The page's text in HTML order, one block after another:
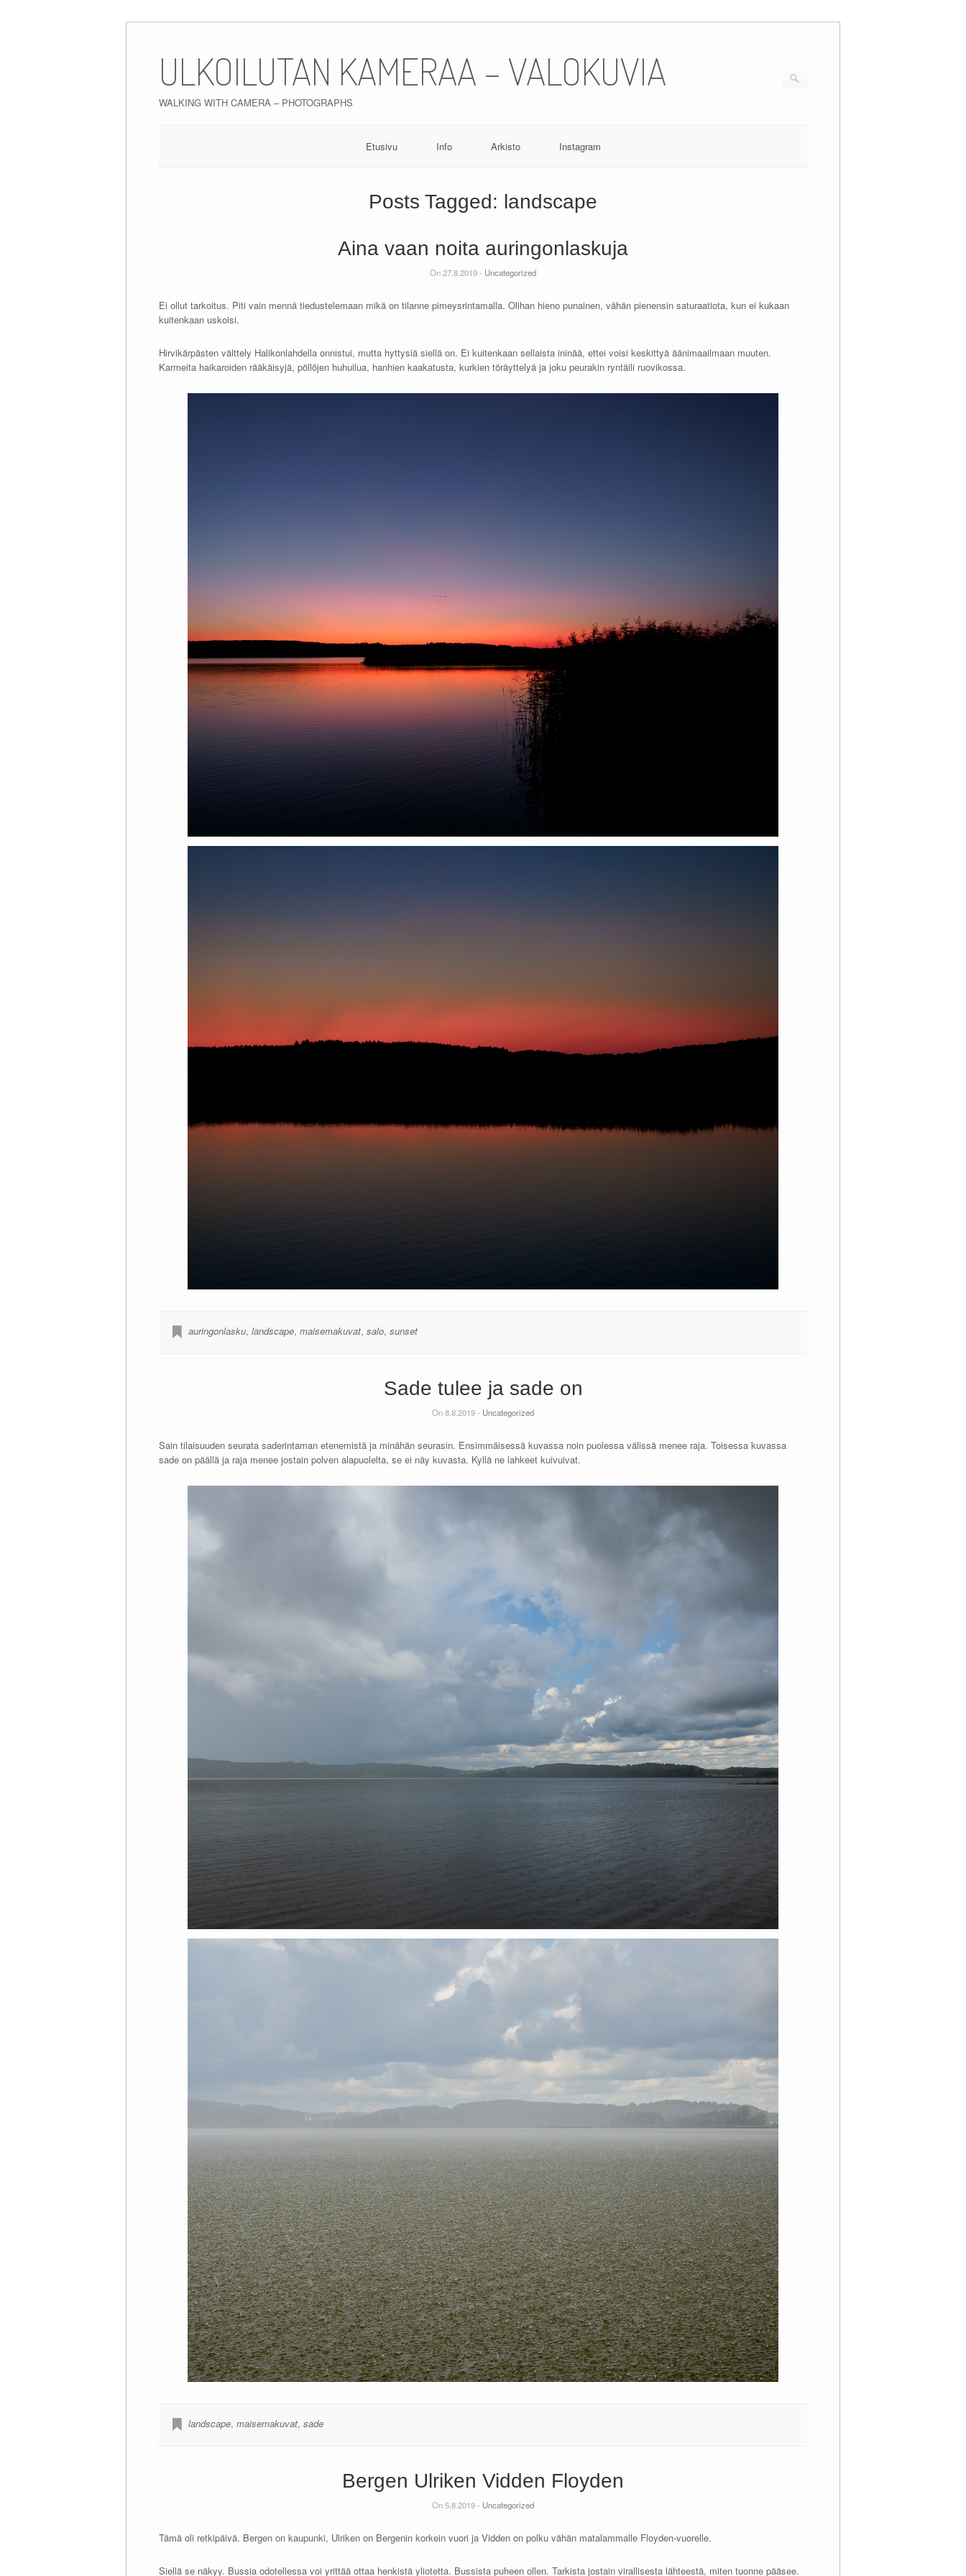
content
ULKOILUTAN KAMERAA – VALOKUVIA
WALKING WITH CAMERA – PHOTOGRAPHS
Etusivu Info Arkisto Instagram
Posts Tagged: landscape
Aina vaan noita auringonlaskuja
On 27.8.2019 - Uncategorized
Ei ollut tarkoitus. Piti vain mennä tiedustelemaan mikä on tilanne pimeysrintamalla. Olihan hieno punainen, vähän pienensin saturaatiota, kun ei kukaan
kuitenkaan uskoisi.
Hirvikärpästen välttely Halikonlahdella onnistui, mutta hyttysiä siellä on. Ei kuitenkaan sellaista ininää, ettei voisi keskittyä äänimaailmaan muuten.
Karmeita haikaroiden rääkäisyjä, pöllöjen huhuilua, hanhien kaakatusta, kurkien töräyttelyä ja joku peurakin ryntäili ruovikossa.
auringonlasku, landscape, maisemakuvat, salo, sunset
Sade tulee ja sade on
On 8.8.2019 - Uncategorized
Sain tilaisuuden seurata saderintaman etenemistä ja minähän seurasin. Ensimmäisessä kuvassa noin puolessa välissä menee raja. Toisessa kuvassa
sade on päällä ja raja menee jostain polven alapuolelta, se ei näy kuvasta. Kyllä ne lahkeet kuivuivat.
landscape, maisemakuvat, sade
Bergen Ulriken Vidden Floyden
On 5.8.2019 - Uncategorized
Tämä oli retkipäivä. Bergen on kaupunki, Ulriken on Bergenin korkein vuori ja Vidden on polku vähän matalammalle Floyden-vuorelle.
Siellä se näkyy. Bussia odotellessa voi yrittää ottaa henkistä yliotetta. Bussista puheen ollen. Tarkista jostain virallisesta lähteestä, miten tuonne pääsee.